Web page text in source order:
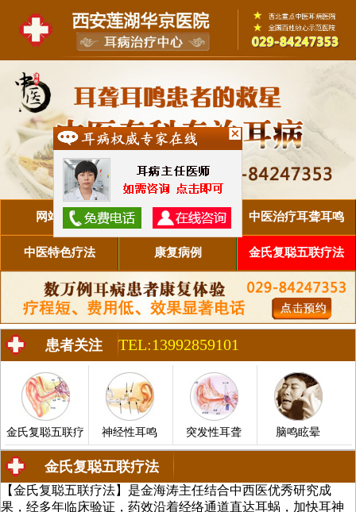
网站首页 医院简介 中医治疗耳聋耳鸣
中医特色疗法 康复病例 金氏复聪五联疗法
患者关注 TEL:13992859101
金氏复聪五联疗 神经性耳鸣 突发性耳聋 脑鸣眩晕
金氏复聪五联疗法
中医治疗耳聋、耳鸣、中耳炎、脑鸣
【金氏复聪五联疗法】是金海涛主任结合中西医优秀研究成
果，经多年临床验证，药效沿着经络通道直达耳蜗，加快耳神